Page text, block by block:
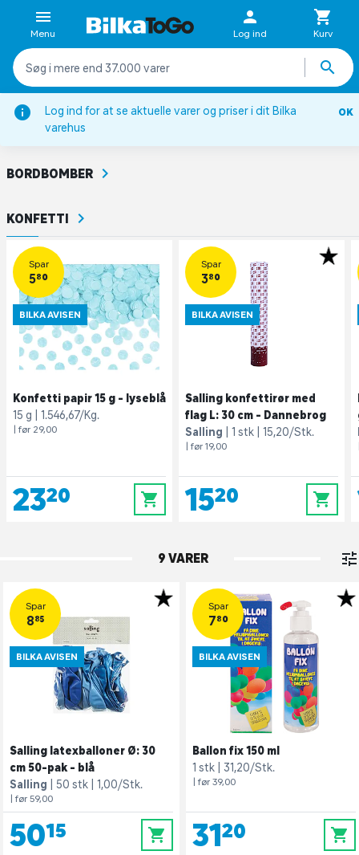
Log ind for at se aktuelle varer og priser i dit Bilka
varehus
OK
Menu Log ind Kurv
Forside Inspiration Sæsoner Nytår Nytårspynt
NYTÅRSPYNT
BORDBOMBER
KONFETTI
Spar
5,80
BILKA AVISEN
Konfetti papir 15 g - lyseblå
15 g
1.546,67/Kg.
| før 29,00
23,20 0
Spar
3,80
BILKA AVISEN
Salling konfettirør med
flag L: 30 cm - Dannebrog
Salling
1 stk 15,20/Stk.
| før 19,00
15,20 0
9 VARER
Spar
8,85
BILKA AVISEN
Salling latexballoner Ø: 30
cm 50-pak - blå
Salling
50 stk 1,00/Stk.
| før 59,00
50,15 0
Spar
7,80
BILKA AVISEN
Ballon fix 150 ml
1 stk
31,20/Stk.
| før 39,00
31,20 0